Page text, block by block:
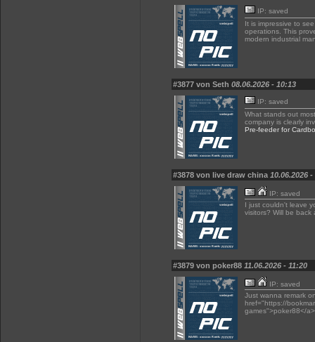
IP: saved
It is impressive to
operations. This
modern industrial
#3877 von Seth 08.06.2026 - 10:13
IP: saved
What stands out
company is clearly
Pre-feeder for
#3878 von live draw china 10.06.2026
IP: saved
I just couldn't leave
visitors? Will be
#3879 von poker88 11.06.2026 - 11:20
IP: saved
Just wanna remark
href="https://
games">poker88</a>